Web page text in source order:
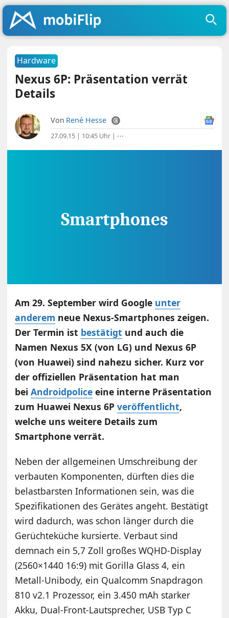
Hardware
Nexus 6P: Präsentation verrät
Details
Von René Hesse
27.09.15 | 10:45 Uhr | ⋯
Am 29. September wird Google unter
anderem neue Nexus-Smartphones zeigen.
Der Termin ist bestätigt und auch die
Namen Nexus 5X (von LG) und Nexus 6P
(von Huawei) sind nahezu sicher. Kurz vor
der offiziellen Präsentation hat man
beiAndroidpolice eine interne Präsentation
zum Huawei Nexus 6Pveröffentlicht,
welche uns weitere Details zum
Smartphone verrät.
Neben der allgemeinen Umschreibung der
verbauten Komponenten, dürften dies die
belastbarsten Informationen sein, was die
Spezifikationen des Gerätes angeht. Bestätigt
wird dadurch, was schon länger durch die
Gerüchteküche kursierte. Verbaut sind
demnach ein 5,7 Zoll großes WQHD-Display
(2560×1440 16:9) mit Gorilla Glass 4, ein
Metall-Unibody, ein Qualcomm Snapdragon
810 v2.1 Prozessor, ein 3.450 mAh starker
Akku, Dual-Front-Lautsprecher, USB Typ C